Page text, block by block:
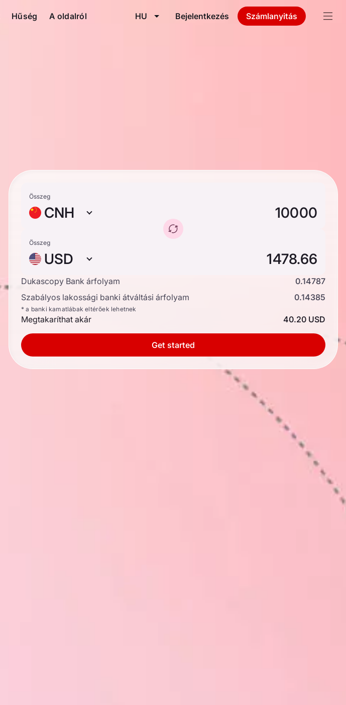
Hűség A oldalról HU Bejelentkezés Számlanyitás
Összeg
CNH
Összeg
USD
Dukascopy Bank árfolyam
0.14787
Szabályos lakossági banki átváltási árfolyam
0.14385
* a banki kamatlábak eltérőek lehetnek
Megtakaríthat akár 40.20 USD
Get started